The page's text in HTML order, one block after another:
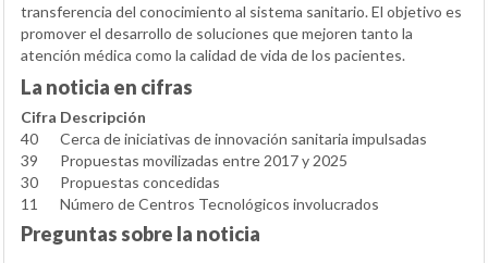
transferencia del conocimiento al sistema sanitario. El objetivo es
promover el desarrollo de soluciones que mejoren tanto la
atención médica como la calidad de vida de los pacientes.
La noticia en cifras
Cifra Descripción
40
Cerca de iniciativas de innovación sanitaria impulsadas
39
Propuestas movilizadas entre 2017 y 2025
30
Propuestas concedidas
11
Número de Centros Tecnológicos involucrados
Preguntas sobre la noticia